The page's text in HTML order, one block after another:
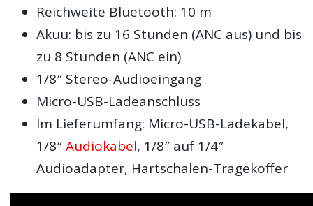
Reichweite Bluetooth: 10 m
Akuu: bis zu 16 Stunden (ANC aus) und bis
zu 8 Stunden (ANC ein)
1/8″ Stereo-Audioeingang
Micro-USB-Ladeanschluss
Im Lieferumfang: Micro-USB-Ladekabel,
1/8″Audiokabel, 1/8″ auf 1/4″
Audioadapter, Hartschalen-Tragekoffer